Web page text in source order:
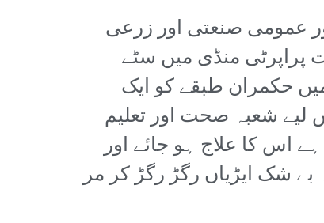
عمومی صنعتی اور زرعی
منڈی میں سٹے
حکمران طبقے کو ایک
شعبہ صحت اور تعلیم
اس کا علاج ہو جائے اور
شک ایڑیاں رگڑ رگڑ کر مر